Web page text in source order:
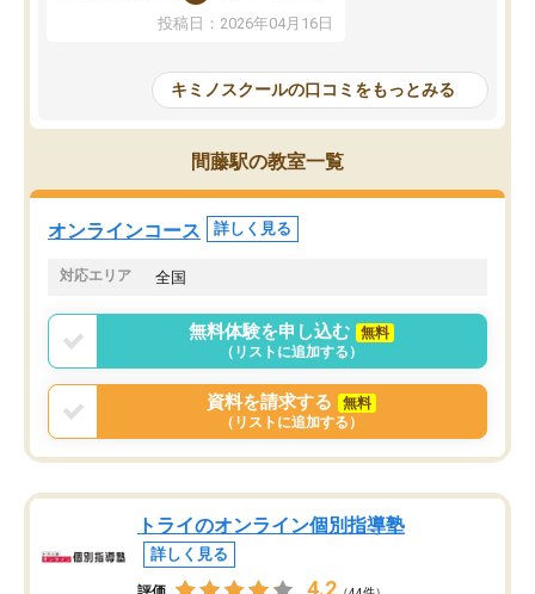
を詰め込むのではなく、自学自習の習
慣が身につくよう並走してくれるの
はなくなりました。
講師の方との距離も近く、親身なコー
チングのおかげで、停滞期もモチベー
ションを維持できました。「やらされ
る勉強」から「目標のための勉強」へ
意識が変わったことが、目標校への合
投稿日：2026年04月16日
の仕方をコーチングして
ルなので、家での学習習
身につきました。結果と
た。自分から学ぶ姿勢を
キミノスクールの口コミをもっとみる
間藤駅の教室一覧
オンラインコース 詳しく見る
対応エリア 全国
無料体験を申し込む
無料
（リストに追加する）
資料を請求する
無料
（リストに追加する）
トライのオンライン個別指導塾
詳しく見る
4.2